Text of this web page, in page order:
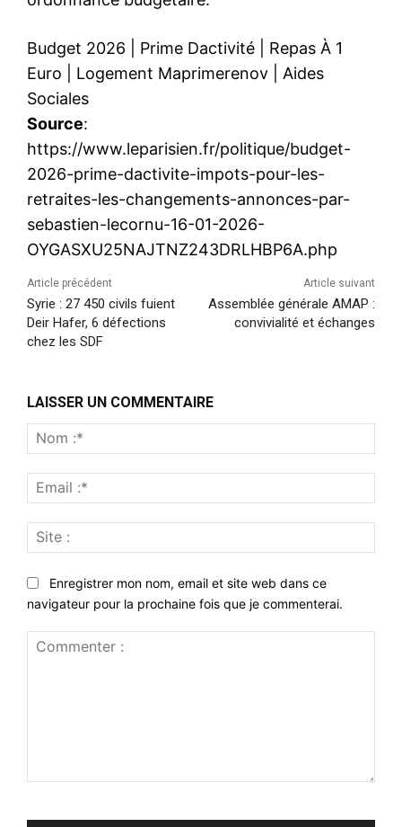
Budget 2026 Prime Dactivité
Repas À 1
Euro
Logement Maprimerenov
Aides
Sociales
Source:
https://www.leparisien.fr/politique/budget-
2026-prime-dactivite-impots-pour-les-
retraites-les-changements-annonces-par-
sebastien-lecornu-16-01-2026-
OYGASXU25NAJTNZ243DRLHBP6A.php
Article précédent
Syrie : 27 450 civils fuient
Deir Hafer, 6 défections
chez les SDF
Article suivant
Assemblée générale AMAP :
convivialité et échanges
LAISSER UN COMMENTAIRE
:*
:*
:
Enregistrer mon nom, email et site web dans ce
navigateur pour la prochaine fois que je commenterai.